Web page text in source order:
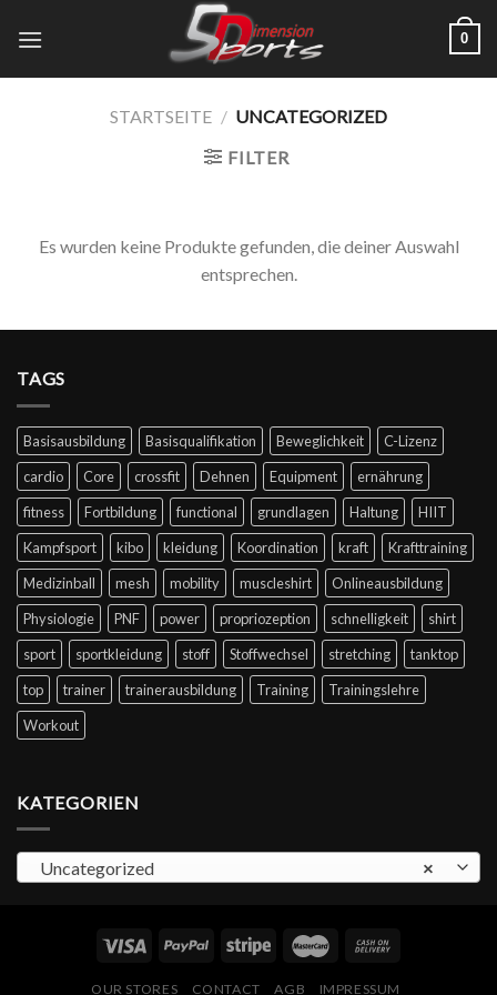
Inhalt
0
STARTSEITE / UNCATEGORIZED
FILTER
Es wurden keine Produkte gefunden, die deiner Auswahl
entsprechen.
TAGS
Basisausbildung Basisqualifikation Beweglichkeit
C-Lizenz
cardio
Core crossfit Dehnen Equipment
ernährung
fitness
Fortbildung functional grundlagen Haltung
HIIT
Kampfsport
kibo kleidung Koordination kraft
Krafttraining
Medizinball
mesh mobility muscleshirt
Onlineausbildung
Physiologie
PNF power propriozeption schnelligkeit
shirt
sport
sportkleidung stoff Stoffwechsel stretching
tanktop
top
trainer trainerausbildung Training
Trainingslehre
Workout
KATEGORIEN
×
Uncategorized
OUR STORES CONTACT AGB IMPRESSUM